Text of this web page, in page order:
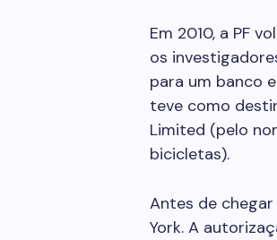
Em 2010, a PF
os
para um banco
teve como
Limited (pelo
bicicletas).
Antes de
York. A